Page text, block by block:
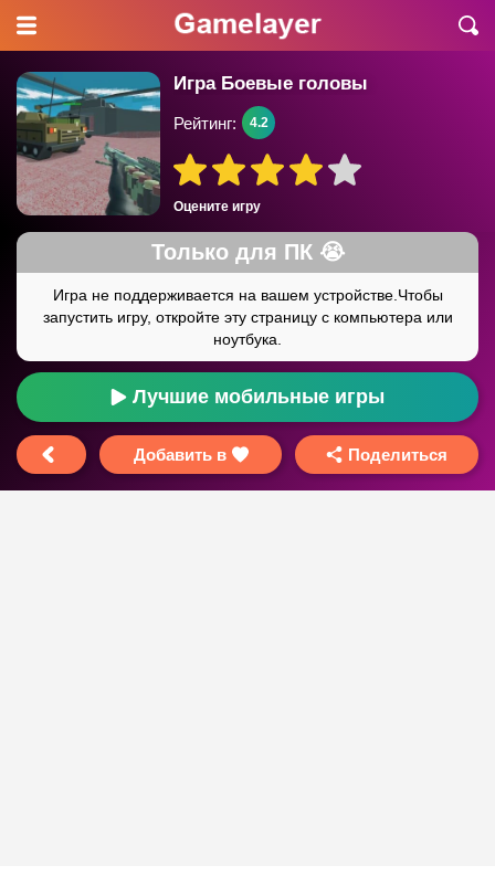
Игра Боевые головы
Оцените игру
Рейтинг: 4.2
Лучшие мобильные игры
Добавить в Поделиться